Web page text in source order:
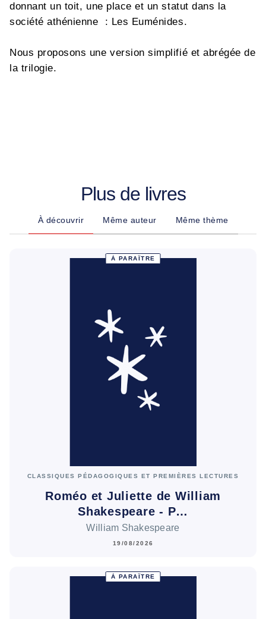
donnant un toit, une place et un statut dans la
société athénienne : Les Euménides.
Nous proposons une version simplifié et abrégée de
la trilogie.
Plus de livres
À découvrir Même auteur Même thème
À PARAÎTRE
CLASSIQUES PÉDAGOGIQUES ET PREMIÈRES LECTURES
Roméo et Juliette de William
Shakespeare - P…
William Shakespeare
19/08/2026
À PARAÎTRE